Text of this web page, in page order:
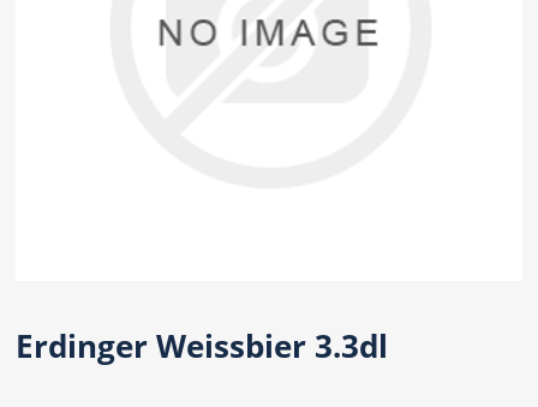
Erdinger Weissbier 3.3dl